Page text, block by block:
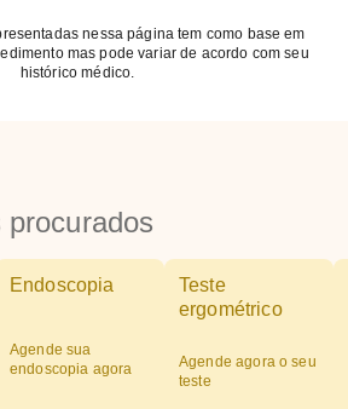
nessa página tem como base em
mas pode variar de acordo com seu
histórico médico.
Endoscopia
Agende sua
endoscopia agora
Teste
ergométrico
Agende agora o seu
teste